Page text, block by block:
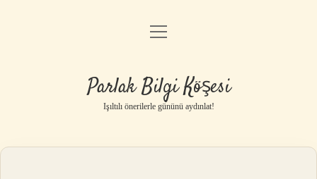
Anasayfa
Yasal Uyarı
menüyü
Parlak Bilgi Köşesi
Işıltılı önerilerle gününü aydınlat!